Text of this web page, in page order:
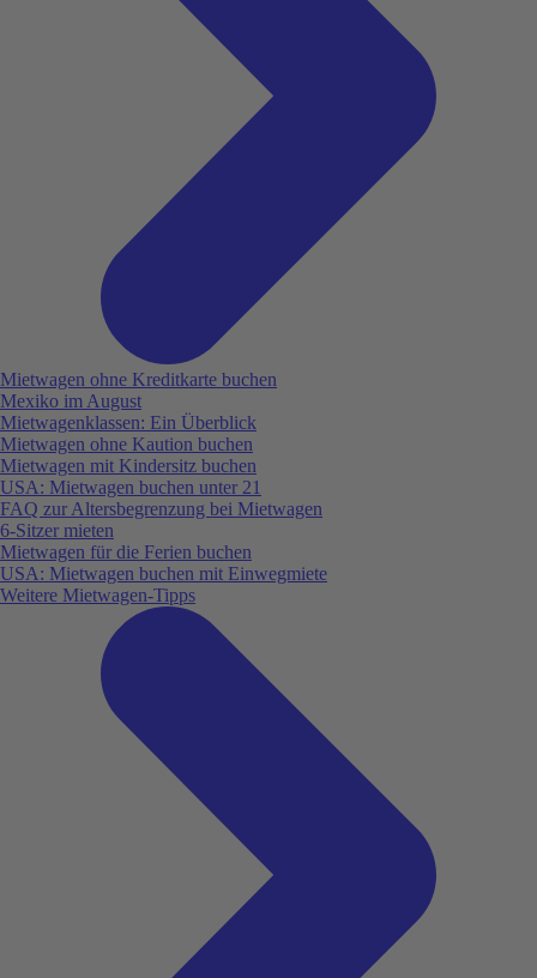
Mietwagen ohne Kreditkarte buchen
Mexiko im August
Mietwagenklassen: Ein Überblick
Mietwagen ohne Kaution buchen
Mietwagen mit Kindersitz buchen
USA: Mietwagen buchen unter 21
FAQ zur Altersbegrenzung bei Mietwagen
6-Sitzer mieten
Mietwagen für die Ferien buchen
USA: Mietwagen buchen mit Einwegmiete
Weitere Mietwagen-Tipps